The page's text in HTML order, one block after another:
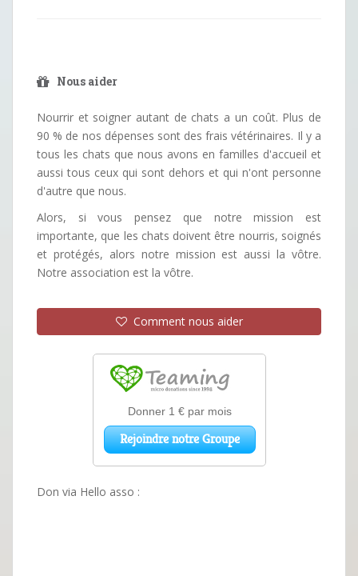
Nous aider
Nourrir et soigner autant de chats a un coût. Plus de
90 % de nos dépenses sont des frais vétérinaires. Il y a
tous les chats que nous avons en familles d'accueil et
aussi tous ceux qui sont dehors et qui n'ont personne
d'autre que nous.
Alors, si vous pensez que notre mission est
importante, que les chats doivent être nourris, soignés
et protégés, alors notre mission est aussi la vôtre.
Notre association est la vôtre.
Comment nous aider
Don via Hello asso :